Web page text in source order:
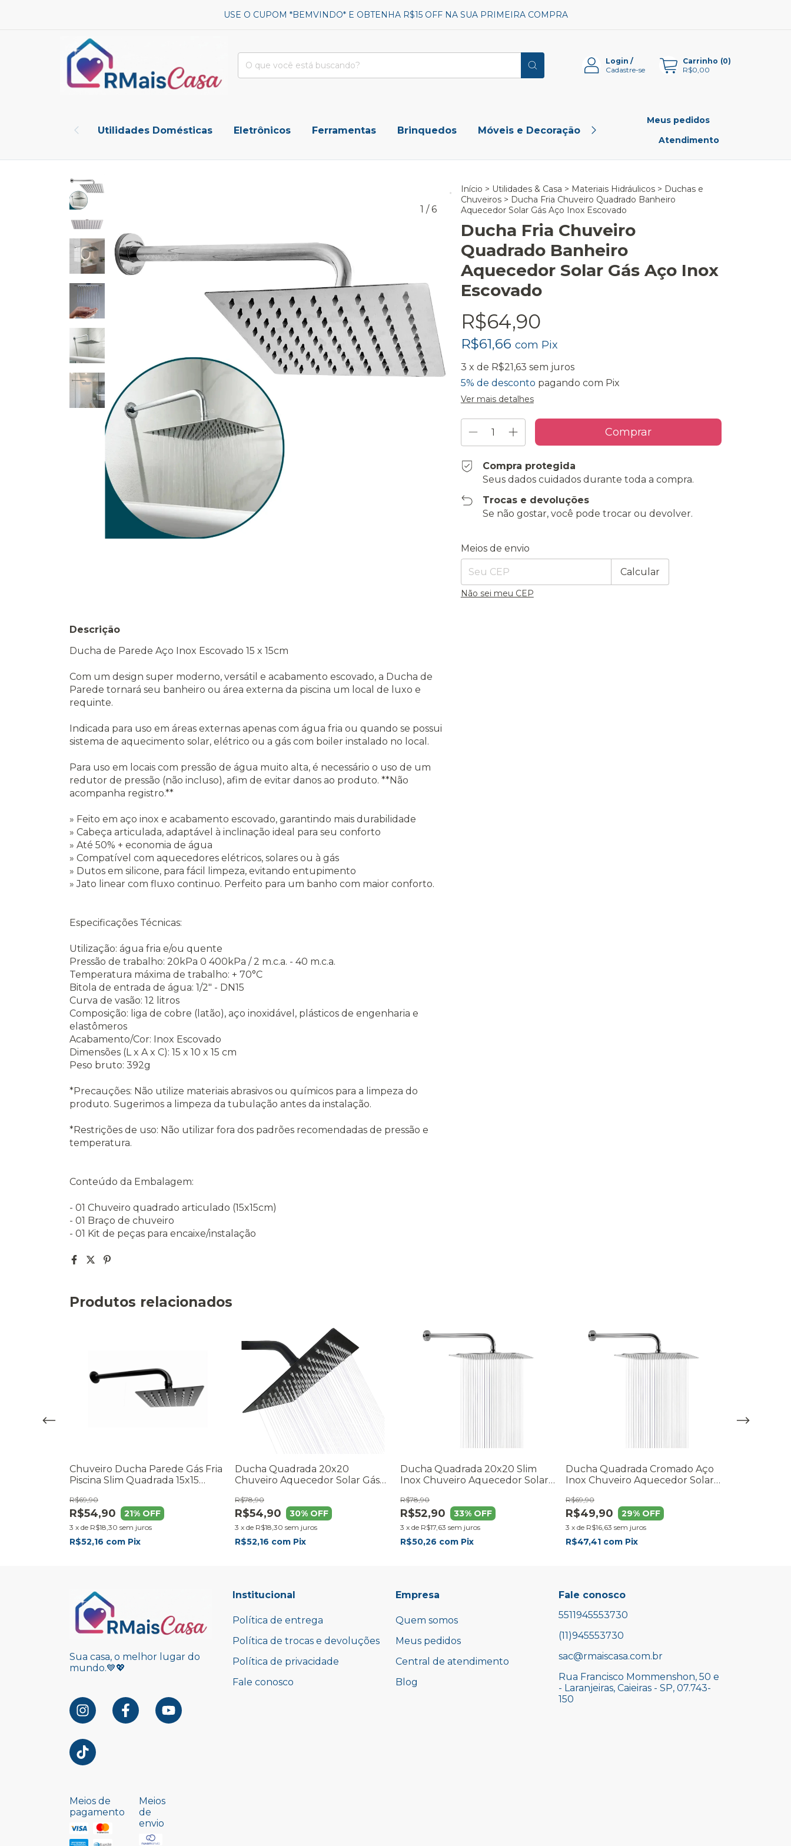
USE O CUPOM *BEMVINDO* E OBTENHA R$15 OFF NA SUA PRIMEIRA COMPRA
Login /
Cadastre-se
Carrinho (0)
R$0,00
Utilidades Domésticas Eletrônicos Ferramentas Brinquedos Móveis e Decoração
Meus pedidos
Atendimento
1 /6
Início > Utilidades & Casa > Materiais Hidráulicos > Duchas e
Chuveiros > Ducha Fria Chuveiro Quadrado Banheiro
Aquecedor Solar Gás Aço Inox Escovado
Ducha Fria Chuveiro
Quadrado Banheiro
Aquecedor Solar Gás Aço Inox
Escovado
R$64,90
R$61,66 com Pix
3 x de R$21,63 sem juros
5% de desconto pagando com Pix
Ver mais detalhes
Compra protegida
Seus dados cuidados durante toda a compra.
Trocas e devoluções
Se não gostar, você pode trocar ou devolver.
Entregas para o CEP:
Meios de envio
Calcular
Não sei meu CEP
Descrição
Ducha de Parede Aço Inox Escovado 15 x 15cm
Com um design super moderno, versátil e acabamento escovado, a Ducha de
Parede tornará seu banheiro ou área externa da piscina um local de luxo e
requinte.
Indicada para uso em áreas externas apenas com água fria ou quando se possui
sistema de aquecimento solar, elétrico ou a gás com boiler instalado no local.
Para uso em locais com pressão de água muito alta, é necessário o uso de um
redutor de pressão (não incluso), afim de evitar danos ao produto. **Não
acompanha registro.**
» Feito em aço inox e acabamento escovado, garantindo mais durabilidade
» Cabeça articulada, adaptável à inclinação ideal para seu conforto
» Até 50% + economia de água
» Compatível com aquecedores elétricos, solares ou à gás
» Dutos em silicone, para fácil limpeza, evitando entupimento
» Jato linear com fluxo continuo. Perfeito para um banho com maior conforto.
Especificações Técnicas:
Utilização: água fria e/ou quente
Pressão de trabalho: 20kPa 0 400kPa / 2 m.c.a. - 40 m.c.a.
Temperatura máxima de trabalho: + 70°C
Bitola de entrada de água: 1/2" - DN15
Curva de vasão: 12 litros
Composição: liga de cobre (latão), aço inoxidável, plásticos de engenharia e
elastômeros
Acabamento/Cor: Inox Escovado
Dimensões (L x A x C): 15 x 10 x 15 cm
Peso bruto: 392g
*Precauções: Não utilize materiais abrasivos ou químicos para a limpeza do
produto. Sugerimos a limpeza da tubulação antes da instalação.
*Restrições de uso: Não utilizar fora dos padrões recomendadas de pressão e
temperatura.
Conteúdo da Embalagem:
- 01 Chuveiro quadrado articulado (15x15cm)
- 01 Braço de chuveiro
- 01 Kit de peças para encaixe/instalação
Produtos relacionados
Chuveiro Ducha Parede Gás Fria
Piscina Slim Quadrada 15x15
R$54,90
R$69,90
21% OFF
3 x de R$18,30 sem juros
R$52,16 com Pix
Ducha Quadrada 20x20
Chuveiro Aquecedor Solar Gás
R$54,90
R$78,90
30% OFF
3 x de R$18,30 sem juros
R$52,16 com Pix
Ducha Quadrada 20x20 Slim
Inox Chuveiro Aquecedor Solar
R$52,90
R$78,90
33% OFF
3 x de R$17,63 sem juros
R$50,26 com Pix
Ducha Quadrada Cromado Aço
Inox Chuveiro Aquecedor Solar
R$49,90
R$69,90
29% OFF
3 x de R$16,63 sem juros
R$47,41 com Pix
Sua casa, o melhor lugar do
mundo.💙💖
Institucional
Política de entrega
Política de trocas e devoluções
Política de privacidade
Fale conosco
Empresa
Quem somos
Meus pedidos
Central de atendimento
Blog
Fale conosco
5511945553730
(11)945553730
sac@rmaiscasa.com.br
Rua Francisco Mommenshon, 50 e
- Laranjeiras, Caieiras - SP, 07.743-
150
Meios de
pagamento
Meios
de
envio